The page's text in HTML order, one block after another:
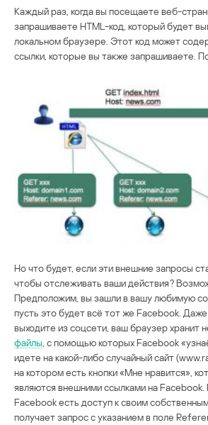
Каждый раз, когда вы посещаете веб-
запрашиваете HTML-код, который будет
локальном браузере. Этот код может
ссылки, которые вы также запрашиваете.
Но что будет, если эти внешние запросы
чтобы отслеживать ваши действия?
Предположим, вы зашли в вашу любимую
пусть это будет всё тот же Facebook. Даже
выходите из соцсети, ваш браузер хранит
файлы , с помощью которых Facebook
идете на какой-либо случайный сайт
на котором есть кнопки «Мне нравится»,
являются внешними ссылками на Facebook.
Facebook есть доступ к своим
получает запрос с указанием в поле